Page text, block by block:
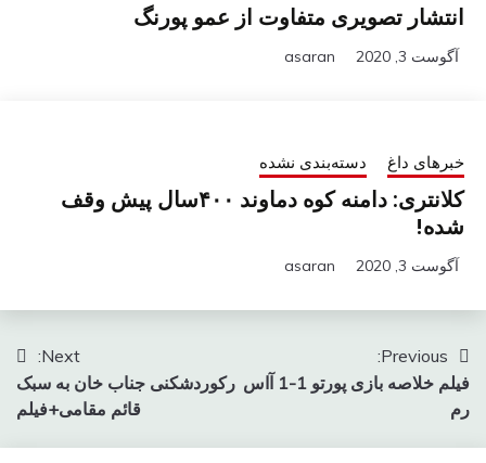
انتشار تصویری متفاوت از عمو پورنگ
آگوست 3, 2020 asaran
خبرهای داغ دسته‌بندی نشده
کلانتری: دامنه کوه دماوند ۴۰۰سال پیش وقف
شده!
آگوست 3, 2020 asaran
راهبری
نوشته
Previous:
فیلم خلاصه بازی پورتو 1-1 آاس
رم
Next:
رکوردشکنی جناب خان به سبک
قائم مقامی+فیلم